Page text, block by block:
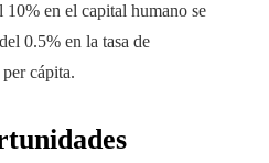
en el capital humano se
0.5% en la tasa de
cápita.